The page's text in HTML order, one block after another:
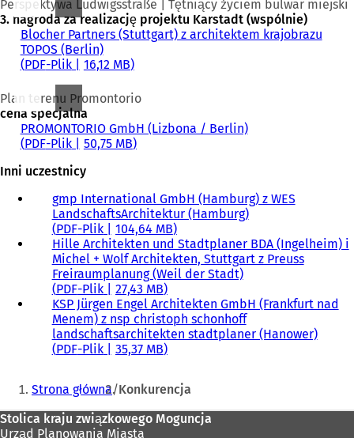
Perspektywa Ludwigsstraße | Tętniący życiem bulwar miejski
3. nagroda za realizację projektu Karstadt (wspólnie)
Blocher Partners (Stuttgart) z architektem krajobrazu
TOPOS (Berlin)
PDF-Plik 16,12 MB
Plan terenu Promontorio
cena specjalna
PROMONTORIO GmbH (Lizbona / Berlin)
PDF-Plik
50,75 MB
Inni uczestnicy
gmp International GmbH (Hamburg) z WES
LandschaftsArchitektur (Hamburg)
PDF-Plik
104,64 MB
Hille Architekten und Stadtplaner BDA (Ingelheim) i
Michel + Wolf Architekten, Stuttgart z Preuss
Freiraumplanung (Weil der Stadt)
PDF-Plik
27,43 MB
KSP Jürgen Engel Architekten GmbH (Frankfurt nad
Menem) z nsp christoph schonhoff
landschaftsarchitekten stadtplaner (Hanower)
PDF-Plik 35,37 MB
Jesteś
tutaj:
Strona główna Konkurencja
Obszar
Stolica kraju związkowego Moguncja
Urząd Planowania Miasta